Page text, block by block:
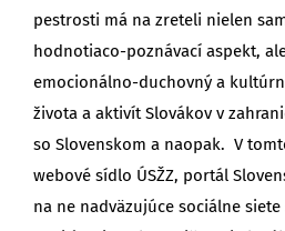
pestrosti má na zreteli nielen
hodnotiaco-poznávací aspekt,
emocionálno-duchovný a
života a aktivít Slovákov v
so Slovenskom a naopak. V
webové sídlo ÚSŽZ, portál
na ne nadväzujúce sociálne